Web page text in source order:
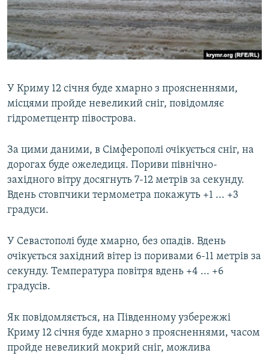
ВІДЕОУРОКИ «ELIFBE»
СВІДЧЕННЯ ОКУПАЦІЇ
УКРАЇНСЬКА ПРОБЛЕМА КРИМУ
Русский
Qırımtatar
У Криму 12 січня буде хмарно з проясненнями,
місцями пройде невеликий сніг, повідомляє
гідрометцентр півострова.
За цими даними, в Сімферополі очікується сніг, на
дорогах буде ожеледиця. Пориви північно-
західного вітру досягнуть 7-12 метрів за секунду.
Вдень стовпчики термометра покажуть +1 ... +3
градуси.
У Севастополі буде хмарно, без опадів. Вдень
очікується західний вітер із поривами 6-11 метрів за
секунду. Температура повітря вдень +4 ... +6
градусів.
Як повідомляється, на Південному узбережжі
Криму 12 січня буде хмарно з проясненнями, часом
пройде невеликий мокрий сніг, можлива